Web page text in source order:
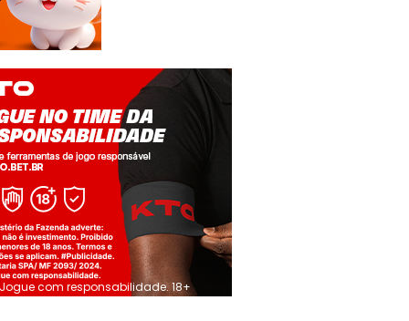
Jogue com responsabilidade. 18+